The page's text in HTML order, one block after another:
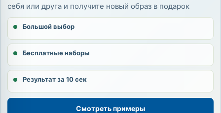
себя или друга и получите новый образ в подарок
Большой выбор
Бесплатные наборы
Результат за 10 сек
Смотреть примеры